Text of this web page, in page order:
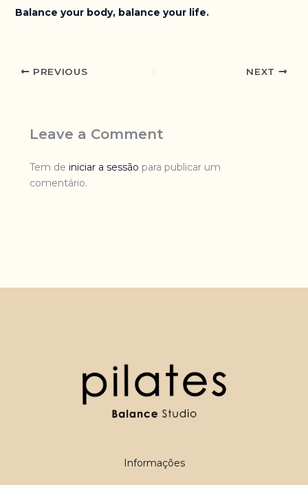
Balance your body, balance your life.
PREVIOUS NEXT
Leave a Comment
Tem de iniciar a sessão para publicar um
comentário.
Informações